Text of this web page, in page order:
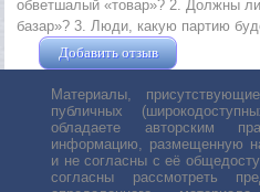
обветшалый «товар»? 2. Должны
базар»? 3. Люди, какую партию
Добавить отзыв
Материалы,
публичных
обладаете авторским
информацию, размещенную
и не согласны с её
согласны рассмотреть